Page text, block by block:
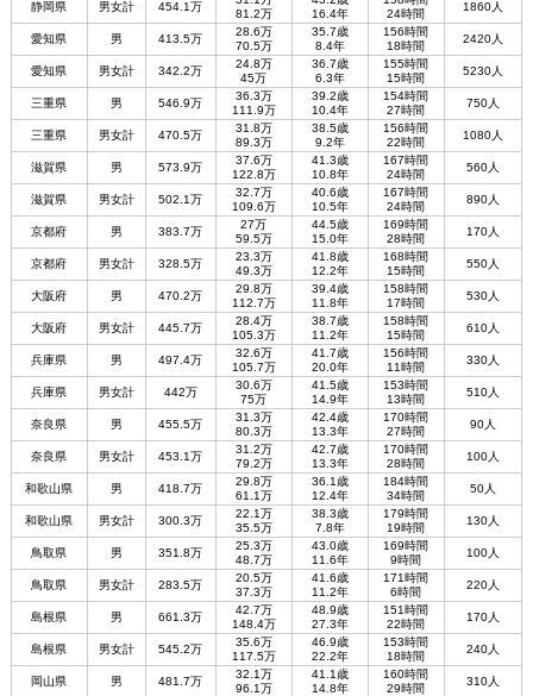
静岡県 男女計 454.1万
81.2万
16.4年
24時間
1860人
愛知県 男 413.5万
28.6万
70.5万
35.7歳
8.4年
156時間
18時間
2420人
愛知県 男女計 342.2万
24.8万
45万
36.7歳
6.3年
155時間
15時間
5230人
三重県 男 546.9万
36.3万
111.9万
39.2歳
10.4年
154時間
27時間
750人
三重県 男女計 470.5万
31.8万
89.3万
38.5歳
9.2年
156時間
22時間
1080人
滋賀県 男 573.9万
37.6万
122.8万
41.3歳
10.8年
167時間
24時間
560人
滋賀県 男女計 502.1万
32.7万
109.6万
40.6歳
10.5年
167時間
24時間
890人
京都府 男 383.7万
27万
59.5万
44.5歳
15.0年
169時間
28時間
170人
京都府 男女計 328.5万
23.3万
49.3万
41.8歳
12.2年
168時間
15時間
550人
大阪府 男 470.2万
29.8万
112.7万
39.4歳
11.8年
158時間
17時間
530人
大阪府 男女計 445.7万
28.4万
105.3万
38.7歳
11.2年
158時間
15時間
610人
兵庫県 男 497.4万
32.6万
105.7万
41.7歳
20.0年
156時間
11時間
330人
兵庫県 男女計 442万
30.6万
75万
41.5歳
14.9年
153時間
13時間
510人
奈良県 男 455.5万
31.3万
80.3万
42.4歳
13.3年
170時間
27時間
90人
奈良県 男女計 453.1万
31.2万
79.2万
42.7歳
13.3年
170時間
28時間
100人
和歌山県 男 418.7万
29.8万
61.1万
36.1歳
12.4年
184時間
34時間
50人
和歌山県 男女計 300.3万
22.1万
35.5万
38.3歳
7.8年
179時間
19時間
130人
鳥取県 男 351.8万
25.3万
48.7万
43.0歳
11.6年
169時間
9時間
100人
鳥取県 男女計 283.5万
20.5万
37.3万
41.6歳
11.2年
171時間
6時間
220人
島根県 男 661.3万
42.7万
148.4万
48.9歳
27.3年
151時間
22時間
170人
島根県 男女計 545.2万
35.6万
117.5万
46.9歳
22.2年
153時間
18時間
240人
岡山県 男 481.7万
32.1万
96.1万
41.1歳
14.8年
160時間
29時間
310人